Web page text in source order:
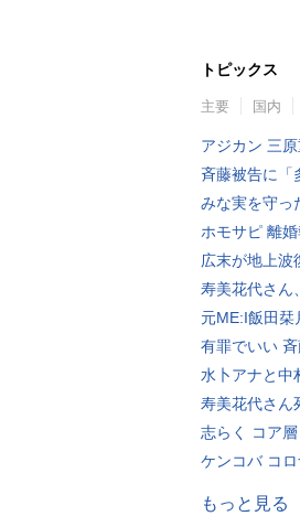
トピックス
主要 国内
アジカン 三
斉藤被告に「
みな実を守っ
ホモサピ 離
広末が地上波
寿美花代さん
元ME:I飯田栞
有罪でいい
水卜アナと中
寿美花代さん
志らく コア
ケンコバ コ
もっと見る